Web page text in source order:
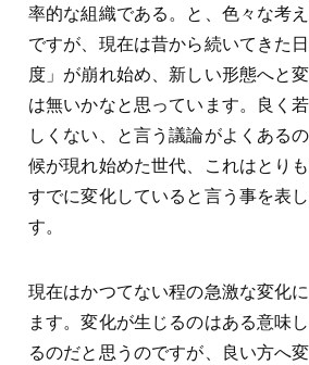
率的な組織である。と、色々な考
ですが、現在は昔から続いてきた
度」が崩れ始め、新しい形態へと
は無いかなと思っています。良く
しくない、と言う議論がよくある
候が現れ始めた世代、これはとり
すでに変化していると言う事を表
す。
現在はかつてない程の急激な変化
ます。変化が生じるのはある意味
るのだと思うのですが、良い方へ